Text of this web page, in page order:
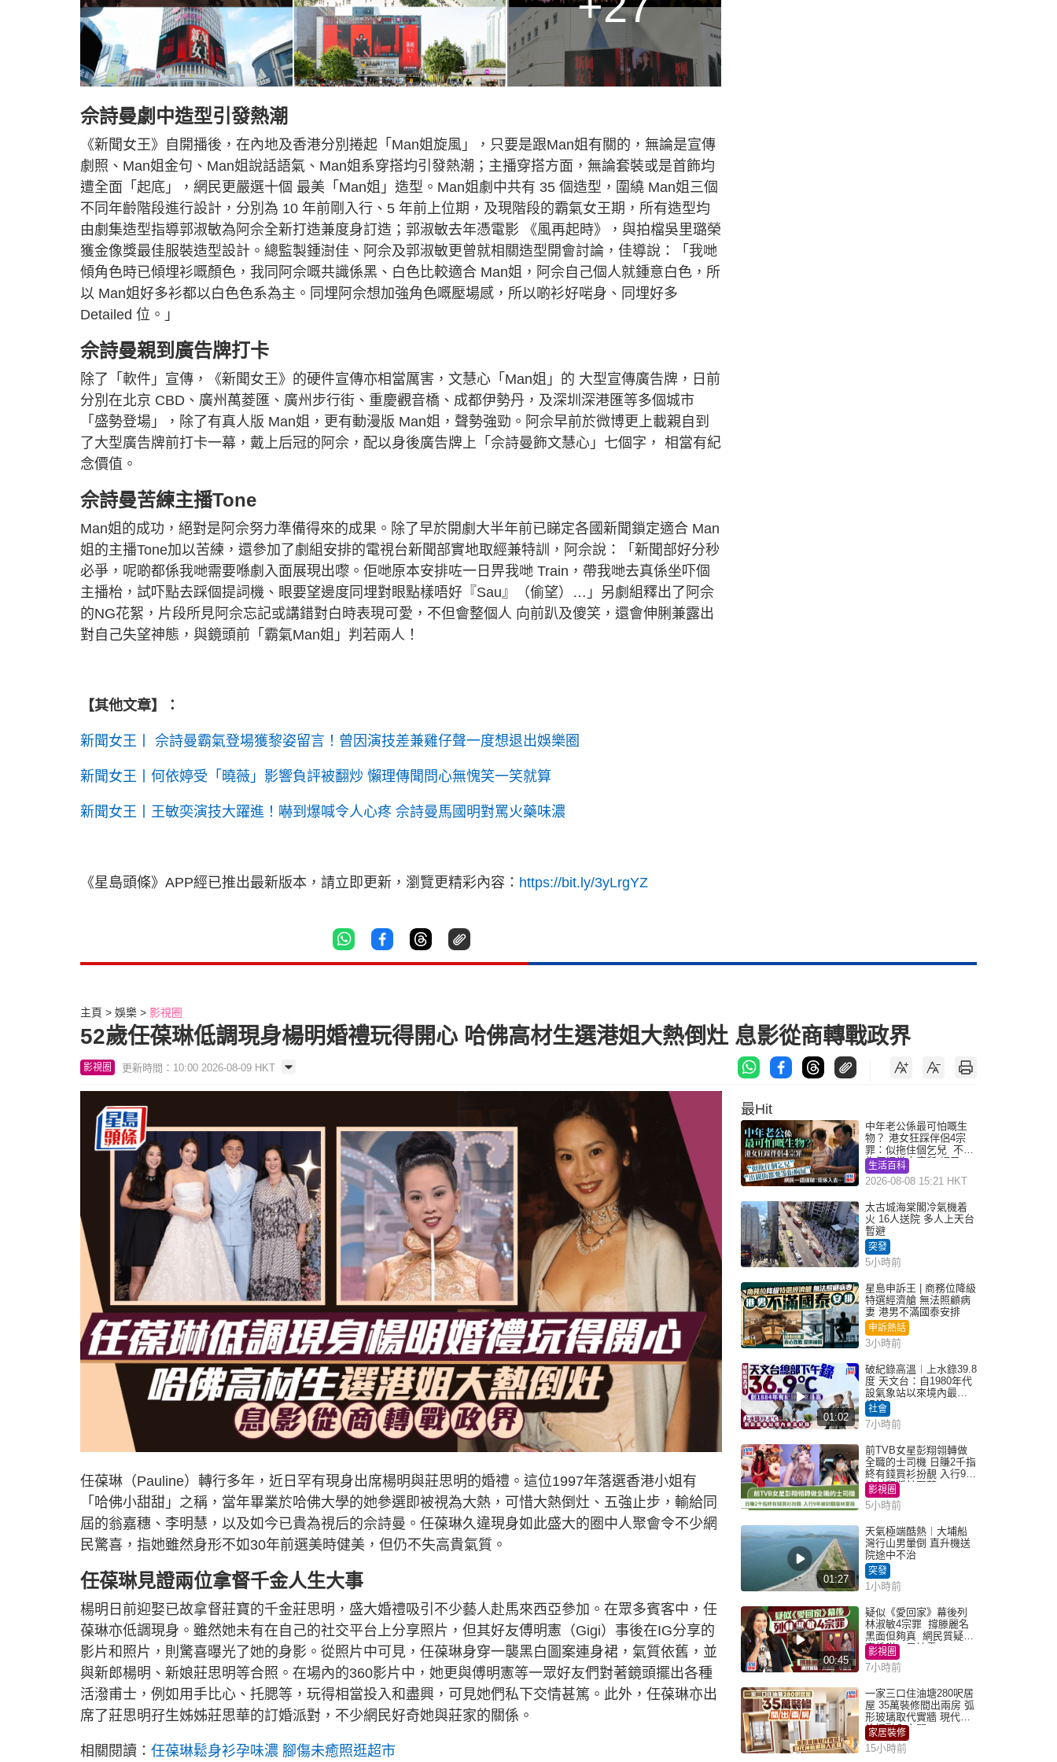
佘詩曼劇中造型引發熱潮
《新聞女王》自開播後，在內地及香港分別捲起「Man姐旋風」，只要是跟Man姐有關的，無論是宣傳
劇照、Man姐金句、Man姐說話語氣、Man姐系穿搭均引發熱潮；主播穿搭方面，無論套裝或是首飾均
遭全面「起底」，網民更嚴選十個 最美「Man姐」造型。Man姐劇中共有 35 個造型，圍繞 Man姐三個
不同年齡階段進行設計，分別為 10 年前剛入行、5 年前上位期，及現階段的霸氣女王期，所有造型均
由劇集造型指導郭淑敏為阿佘全新打造兼度身訂造；郭淑敏去年憑電影 《風再起時》，與拍檔吳里璐榮
獲金像獎最佳服裝造型設計。總監製鍾澍佳、阿佘及郭淑敏更曾就相關造型開會討論，佳導說：「我哋
傾角色時已傾埋衫嘅顏色，我同阿佘嘅共識係黑、白色比較適合 Man姐，阿佘自己個人就鍾意白色，所
以 Man姐好多衫都以白色色系為主。同埋阿佘想加強角色嘅壓場感，所以啲衫好啱身、同埋好多
Detailed 位。」
佘詩曼親到廣告牌打卡
除了「軟件」宣傳，《新聞女王》的硬件宣傳亦相當厲害，文慧心「Man姐」的 大型宣傳廣告牌，日前
分別在北京 CBD、廣州萬菱匯、廣州步行街、重慶觀音橋、成都伊勢丹，及深圳深港匯等多個城市
「盛勢登場」，除了有真人版 Man姐，更有動漫版 Man姐，聲勢強勁。阿佘早前於微博更上載親自到
了大型廣告牌前打卡一幕，戴上后冠的阿佘，配以身後廣告牌上「佘詩曼飾文慧心」七個字， 相當有紀
念價值。
佘詩曼苦練主播Tone
Man姐的成功，絕對是阿佘努力準備得來的成果。除了早於開劇大半年前已睇定各國新聞鎖定適合 Man
姐的主播Tone加以苦練，還參加了劇組安排的電視台新聞部實地取經兼特訓，阿佘說：「新聞部好分秒
必爭，呢啲都係我哋需要喺劇入面展現出嚟。佢哋原本安排咗一日畀我哋 Train，帶我哋去真係坐吓個
主播枱，試吓點去踩個提詞機、眼要望邊度同埋對眼點樣唔好『Sau』（偷望）…」另劇組釋出了阿佘
的NG花絮，片段所見阿佘忘記或講錯對白時表現可愛，不但會整個人 向前趴及傻笑，還會伸脷兼露出
對自己失望神態，與鏡頭前「霸氣Man姐」判若兩人！
【其他文章】：
新聞女王丨 佘詩曼霸氣登場獲黎姿留言！曾因演技差兼雞仔聲一度想退出娛樂圈
新聞女王丨何依婷受「曉薇」影響負評被翻炒 懶理傳聞問心無愧笑一笑就算
新聞女王丨王敏奕演技大躍進！嚇到爆喊令人心疼 佘詩曼馬國明對罵火藥味濃
《星島頭條》APP經已推出最新版本，請立即更新，瀏覽更精彩內容： https://bit.ly/3yLrgYZ
主頁 娛樂 影視圈
52歲任葆琳低調現身楊明婚禮玩得開心 哈佛高材生選港姐大熱倒灶 息影從商轉戰政界
影視圈 更新時間：10:00 2026-08-09 HKT
任葆琳（Pauline）轉行多年，近日罕有現身出席楊明與莊思明的婚禮。這位1997年落選香港小姐有
「哈佛小甜甜」之稱，當年畢業於哈佛大學的她參選即被視為大熱，可惜大熱倒灶、五強止步，輸給同
屆的翁嘉穗、李明慧，以及如今已貴為視后的佘詩曼。任葆琳久違現身如此盛大的圈中人聚會令不少網
民驚喜，指她雖然身形不如30年前選美時健美，但仍不失高貴氣質。
任葆琳見證兩位拿督千金人生大事
楊明日前迎娶已故拿督莊寶的千金莊思明，盛大婚禮吸引不少藝人赴馬來西亞參加。在眾多賓客中，任
葆琳亦低調現身。雖然她未有在自己的社交平台上分享照片，但其好友傅明憲（Gigi）事後在IG分享的
影片和照片，則驚喜曝光了她的身影。從照片中可見，任葆琳身穿一襲黑白圖案連身裙，氣質依舊，並
與新郎楊明、新娘莊思明等合照。在場內的360影片中，她更與傅明憲等一眾好友們對著鏡頭擺出各種
活潑甫士，例如用手比心、托腮等，玩得相當投入和盡興，可見她們私下交情甚篤。此外，任葆琳亦出
席了莊思明孖生姊姊莊思華的訂婚派對，不少網民好奇她與莊家的關係。
相關閱讀： 任葆琳鬆身衫孕味濃 腳傷未癒照逛超市
最Hit
中年老公係最可怕嘅生
物？ 港女狂踩伴侶4宗
罪：似拖住個乞兒 不解
為何經常去廁所 網民一
語道破
生活百科
2026-08-08 15:21 HKT
太古城海棠閣冷氣機着
火 16人送院 多人上天台
暫避
突發
5小時前
星島申訴王 | 商務位降級
特選經濟艙 無法照顧病
妻 港男不滿國泰安排
申訴熱話
3小時前
01:02
破紀錄高溫︱上水錄39.8
度 天文台：自1980年代
設氣象站以來境內最高
紀錄
社會
7小時前
前TVB女星彭翔翎轉做
全職的士司機 日賺2千指
終有錢買衫扮靚 入行9年
被封翻版林夏薇
影視圈
5小時前
01:27
天氣極端酷熱︱大埔船
灣行山男暈倒 直升機送
院途中不治
突發
1小時前
00:45
疑似《愛回家》幕後列
林淑敏4宗罪 撐滕麗名
黑面但夠真 網民質疑：
真係咁一早被雪
影視圈
7小時前
一家三口住油塘280呎居
屋 35萬裝修間出兩房 弧
形玻璃取代實牆 現代神
枱櫃融入玄關
家居裝修
15小時前